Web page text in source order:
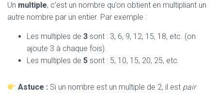
A
Un multiple, c’est un nombre qu’on obtient en multipliant un
autre nombre par un entier. Par exemple :
Les multiples de 3 sont : 3, 6, 9, 12, 15, 18, etc. (on
ajoute 3 à chaque fois).
Les multiples de 5 sont : 5, 10, 15, 20, 25, etc.
Astuce : Si un nombre est un multiple de 2, il est pair